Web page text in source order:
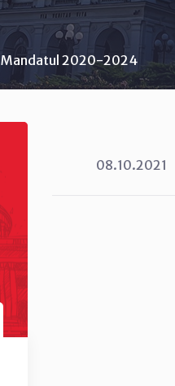
Mandatul 2020-2024
08.10.2021